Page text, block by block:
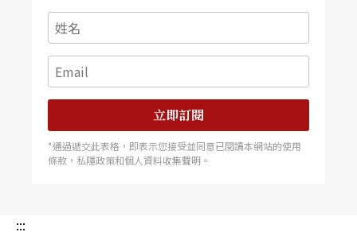
立即訂閱
*通過遞交此表格，即表示您接受並同意已閱讀本網站的使用
條款，私隱政策和個人資料收集聲明。
:::